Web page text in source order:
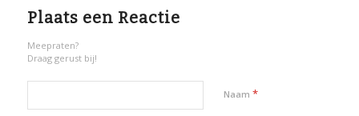
Plaats een Reactie
Meepraten?
Draag gerust bij!
Naam *